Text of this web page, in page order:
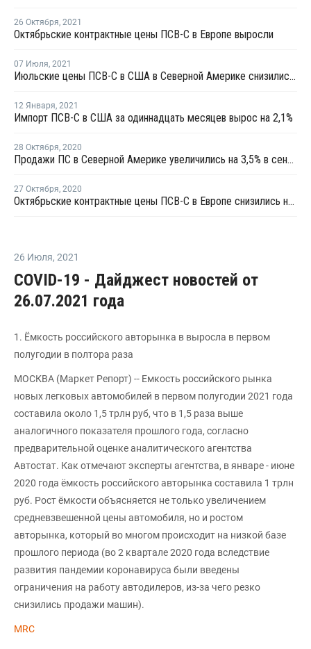
26 Октября, 2021
Октябрьские контрактные цены ПСВ-С в Европе выросли
07 Июля, 2021
Июльские цены ПСВ-С в США в Северной Америке снизились на USD198 за тонну
12 Января, 2021
Импорт ПСВ-С в США за одиннадцать месяцев вырос на 2,1%
28 Октября, 2020
Продажи ПС в Северной Америке увеличились на 3,5% в сентябре
27 Октября, 2020
Октябрьские контрактные цены ПСВ-С в Европе снизились на EUR15-25 за тонну
26 Июля, 2021
COVID-19 - Дайджест новостей от
26.07.2021 года
1. Ёмкость российского авторынка в выросла в первом
полугодии в полтора раза
МОСКВА (Маркет Репорт) -- Емкость российского рынка
новых легковых автомобилей в первом полугодии 2021 года
составила около 1,5 трлн руб, что в 1,5 раза выше
аналогичного показателя прошлого года, согласно
предварительной оценке аналитического агентства
Автостат. Как отмечают эксперты агентства, в январе - июне
2020 года ёмкость российского авторынка составила 1 трлн
руб. Рост ёмкости объясняется не только увеличением
средневзвешенной цены автомобиля, но и ростом
авторынка, который во многом происходит на низкой базе
прошлого периода (во 2 квартале 2020 года вследствие
развития пандемии коронавируса были введены
ограничения на работу автодилеров, из-за чего резко
снизились продажи машин).
MRC